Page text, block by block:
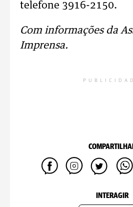
telefone 3916-2150.
Com informações da
Imprensa.
INTERAGIR